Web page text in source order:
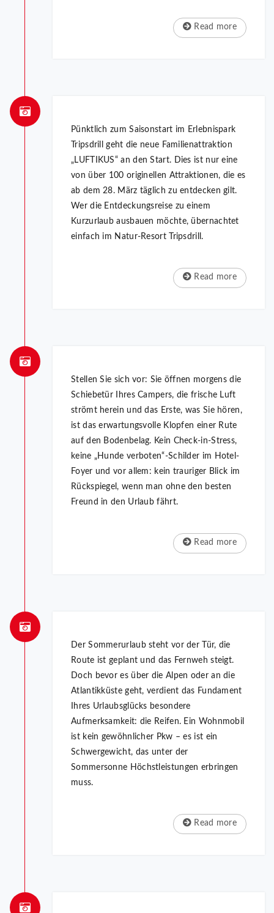
Read more
Pünktlich zum Saisonstart im Erlebnispark
Tripsdrill geht die neue Familienattraktion
„LUFTIKUS“ an den Start. Dies ist nur eine
von über 100 originellen Attraktionen, die es
ab dem 28. März täglich zu entdecken gilt.
Wer die Entdeckungsreise zu einem
Kurzurlaub ausbauen möchte, übernachtet
einfach im Natur-Resort Tripsdrill.
Read more
Stellen Sie sich vor: Sie öffnen morgens die
Schiebetür Ihres Campers, die frische Luft
strömt herein und das Erste, was Sie hören,
ist das erwartungsvolle Klopfen einer Rute
auf den Bodenbelag. Kein Check-in-Stress,
keine „Hunde verboten“-Schilder im Hotel-
Foyer und vor allem: kein trauriger Blick im
Rückspiegel, wenn man ohne den besten
Freund in den Urlaub fährt.
Read more
Der Sommerurlaub steht vor der Tür, die
Route ist geplant und das Fernweh steigt.
Doch bevor es über die Alpen oder an die
Atlantikküste geht, verdient das Fundament
Ihres Urlaubsglücks besondere
Aufmerksamkeit: die Reifen. Ein Wohnmobil
ist kein gewöhnlicher Pkw – es ist ein
Schwergewicht, das unter der
Sommersonne Höchstleistungen erbringen
muss.
Read more